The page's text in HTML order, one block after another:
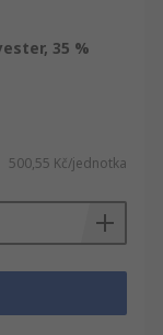
35 %
500,55 Kč/jednotka